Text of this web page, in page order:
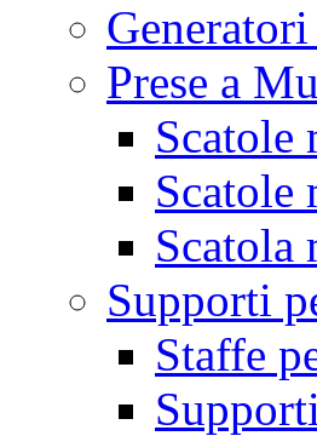
Prese a
Scatole
Scatole
Scatola
Supporti
Staffe